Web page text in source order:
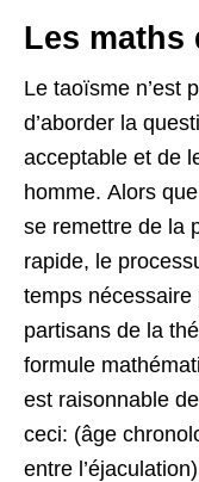
Les maths
Le taoïsme n’est
d’aborder la
acceptable et de
homme. Alors
se remettre de la
rapide, le
temps nécessaire
partisans de la
formule
est raisonnable
ceci: (âge
entre l’éjaculation)